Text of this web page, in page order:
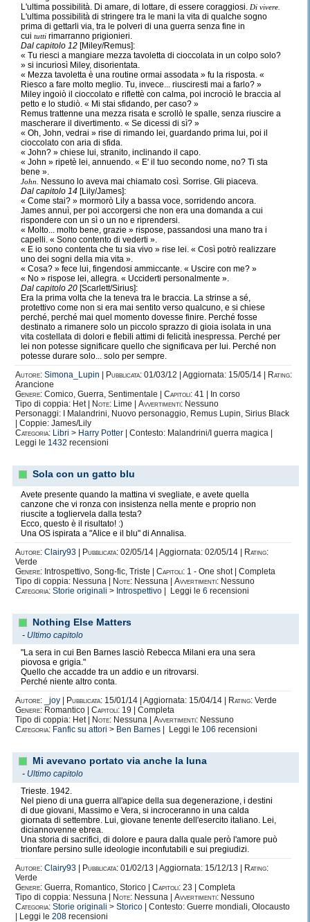
L'ultima possibilità. Di amare, di lottare, di essere coraggiosi. Di vivere.
L'ultima possibilità di stringere tra le mani la vita di qualche sogno
prima di gettarli via, tra le polveri di una guerra senza fine in
cui tutti rimarranno prigionieri.
Dal capitolo 12 [Miley/Remus]:
« Tu riesci a mangiare mezza tavoletta di cioccolata in un colpo solo?
» si incuriosì Miley, disorientata.
« Mezza tavoletta è una routine ormai assodata » fu la risposta. «
Riesco a fare molto meglio. Tu, invece... riusciresti mai a farlo? »
Miley ingoiò il cioccolato e riflettè con calma, poi incrociò le braccia al
petto e lo studiò. « Mi stai sfidando, per caso? »
Remus trattenne una mezza risata e scrollò le spalle, senza riuscire a
mascherare il divertimento. « Se dicessi di sì? »
« Oh, John, vedrai » rise di rimando lei, guardando prima lui, poi il
cioccolato con aria di sfida.
« John? » chiese lui, stranito, inclinando il capo.
« John » ripetè lei, annuendo. « E' il tuo secondo nome, no? Ti sta
bene ».
John.
Nessuno lo aveva mai chiamato così. Sorrise. Gli piaceva.
Dal capitolo 14 [Lily/James]:
« Come stai? » mormorò Lily a bassa voce, sorridendo ancora.
James annuì, per poi accorgersi che non era una domanda a cui
rispondere con un sì o un no e riprendersi.
« Molto... molto bene, grazie » rispose, passandosi una mano tra i
capelli. « Sono contento di vederti ».
« E io sono contenta che tu sia vivo » rise lei. « Così potrò realizzare
uno dei sogni della mia vita ».
« Cosa? » fece lui, fingendosi ammiccante. « Uscire con me? »
« No » rispose lei, allegra. « Ucciderti personalmente ».
Dal capitolo 20 [Scarlett/Sirius]:
Era la prima volta che la teneva tra le braccia. La strinse a sé,
protettivo come non si era mai sentito verso qualcuno, e si chiese
perché, perché mai quel momento dovesse finire. Perché fosse
destinato a rimanere solo un piccolo sprazzo di gioia isolata in una
vita costellata di dolori e flebili attimi di felicità inespressa. Perché per
lei non potesse significare quello che significava per lui. Perché non
potesse durare solo... solo per sempre.
Autore: Simona_Lupin Pubblicata: 01/03/12 | Aggiornata: 15/05/14 |
Rating:
Arancione
Genere: Comico, Guerra, Sentimentale | Capitoli: 41 | In corso
Tipo di coppia: Het |
Note: Lime | Avvertimenti: Nessuno
Personaggi: I Malandrini, Nuovo personaggio, Remus Lupin, Sirius Black
| Coppie: James/Lily
Categoria: Libri > Harry Potter | Contesto: Malandrini/I guerra magica |
Leggi le 1432 recensioni
Sola con un gatto blu
Avete presente quando la mattina vi svegliate, e avete quella
canzone che vi ronza con insistenza nella mente e proprio non
riuscite a togliervela dalla testa?
Ecco, questo è il risultato! :)
Una OS ispirata a "Alice e il blu" di Annalisa.
Autore: Clairy93 Pubblicata: 02/05/14 | Aggiornata: 02/05/14 |
Rating:
Verde
Genere: Introspettivo, Song-fic, Triste | Capitoli: 1 - One shot | Completa
Tipo di coppia: Nessuna |
Note: Nessuna | Avvertimenti: Nessuno
Categoria: Storie originali > Introspettivo | Leggi le 6 recensioni
Nothing Else Matters
- Ultimo capitolo
"La sera in cui Ben Barnes lasciò Rebecca Milani era una sera
piovosa e grigia."
Quello che accadde tra un addio e un ritrovarsi.
Perché niente altro conta.
Autore:
_joy Pubblicata: 15/01/14 | Aggiornata: 15/04/14 | Rating: Verde
Genere: Romantico | Capitoli: 19 | Completa
Tipo di coppia: Het |
Note: Nessuna | Avvertimenti: Nessuno
Categoria: Fanfic su attori > Ben Barnes | Leggi le 106 recensioni
Mi avevano portato via anche la luna
- Ultimo capitolo
Trieste. 1942.
Nel pieno di una guerra all'apice della sua degenerazione, i destini
di due giovani, Massimo e Vera, si incroceranno in una calda
giornata di settembre. Lui, giovane tenente dell'esercito italiano. Lei,
diciannovenne ebrea.
Una storia di sacrifici, di dolore e paura dalla quale però l'amore può
trionfare persino sulle ideologie inconfutabili e sui pregiudizi.
Autore: Clairy93 Pubblicata: 01/02/13 | Aggiornata: 15/12/13 |
Rating:
Verde
Genere: Guerra, Romantico, Storico | Capitoli: 23 | Completa
Tipo di coppia: Nessuna |
Note: Nessuna | Avvertimenti: Nessuno
Categoria: Storie originali > Storico | Contesto: Guerre mondiali, Olocausto
| Leggi le 208 recensioni